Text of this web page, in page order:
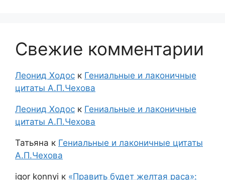
Свежие комментарии
Леонид Ходос к Гениальные и лаконичные
цитаты А.П.Чехова
Леонид Ходос к Гениальные и лаконичные
цитаты А.П.Чехова
Татьяна к Гениальные и лаконичные цитаты
А.П.Чехова
igor konnyi к «Править будет желтая раса»: